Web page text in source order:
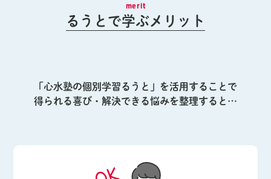
merit
るうとで学ぶメリット
「心水塾の個別学習るうと」を活用することで
得られる喜び・解決できる悩みを整理すると…